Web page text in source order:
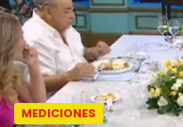
MEDICIONES